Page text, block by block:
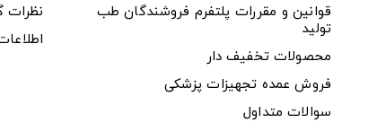
قوانین و مقررات پلتفرم فروشندگان طب
تولید
محصولات تخفیف دار
فروش عمده تجهیزات پزشکی
سوالات متداول
نظرات